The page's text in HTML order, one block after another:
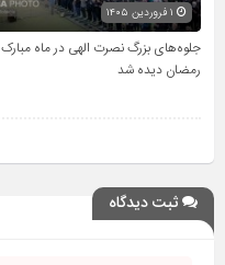
جلوه‌های بزرگ نصرت الهی در ماه مبارک
رمضان دیده شد
ثبت دیدگاه